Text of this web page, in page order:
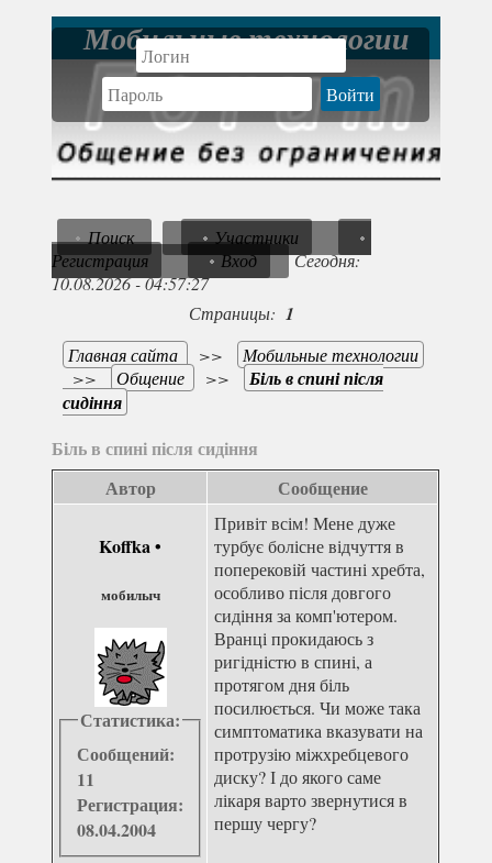
Мобильные технологии
Поиск
Участники
Регистрация
Вход
Сегодня:
10.08.2026 - 04:57:27
Страницы: 1
Главная сайта >>
Мобильные технологии
>>
Общение >>
Біль в спині після
сидіння
Біль в спині після сидіння
Автор
Сообщение
Koffka•
мобилыч
Статистика:
Сообщений:
11
Регистрация:
08.04.2004
Привіт всім! Мене дуже
турбує болісне відчуття в
поперековій частині хребта,
особливо після довгого
сидіння за комп'ютером.
Вранці прокидаюсь з
ригідністю в спині, а
протягом дня біль
посилюється. Чи може така
симптоматика вказувати на
протрузію міжхребцевого
диску? І до якого саме
лікаря варто звернутися в
першу чергу?